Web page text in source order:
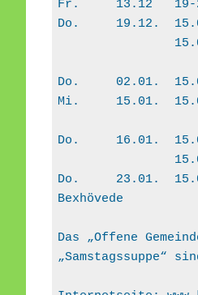
Do.	23.01.	15.00	Offener Spielenachmittag mit Kaffee und Kuchen im GH
Bexhövede
Das „Offene
„Samstagssuppe“